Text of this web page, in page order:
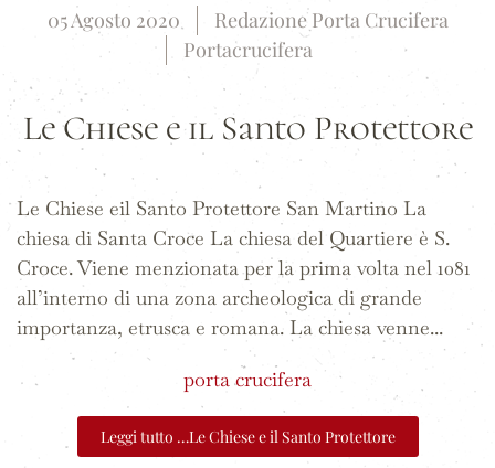
05 Agosto 2020
Redazione Porta Crucifera
Portacrucifera
Le Chiese e il Santo Protettore
Le Chiese eil Santo Protettore San Martino La
chiesa di Santa Croce La chiesa del Quartiere è S.
Croce. Viene menzionata per la prima volta nel 1081
all’interno di una zona archeologica di grande
importanza, etrusca e romana. La chiesa venne...
porta crucifera
Leggi tutto …Le Chiese e il Santo Protettore